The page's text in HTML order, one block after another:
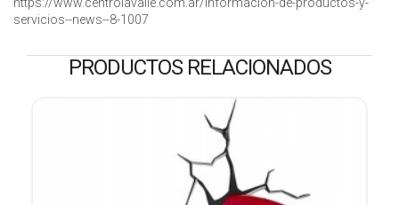
https://www.centrolavalle.com.ar/informacion-de-productos-y-
servicios--news--8-1007
PRODUCTOS RELACIONADOS